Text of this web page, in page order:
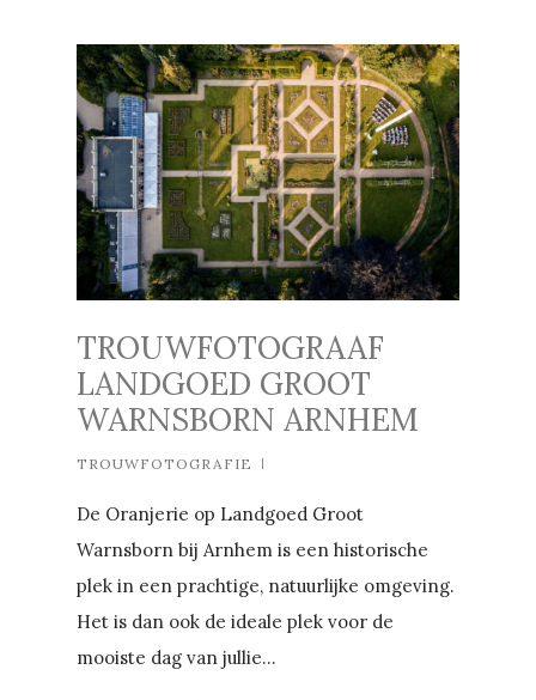
TROUWFOTOGRAAF
LANDGOED GROOT
WARNSBORN ARNHEM
TROUWFOTOGRAFIE
De Oranjerie op Landgoed Groot
Warnsborn bij Arnhem is een historische
plek in een prachtige, natuurlijke omgeving.
Het is dan ook de ideale plek voor de
mooiste dag van jullie...